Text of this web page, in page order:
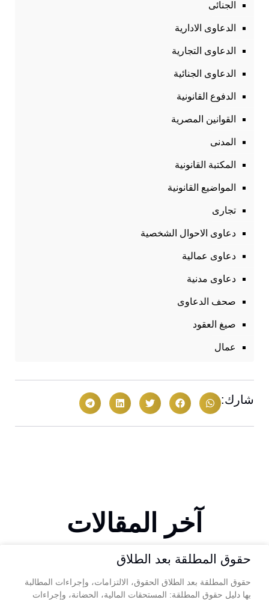
الجنائى
الدعاوى الادارية
الدعاوى التجارية
الدعاوى الجنائية
الدفوع القانونية
القوانين المصرية
المدنى
المكتبة القانونية
المواضيع القانونية
تجارى
دعاوى الاحوال الشخصية
دعاوى عمالية
دعاوى مدنية
صحف الدعاوى
صيغ العقود
عمال
شارك:
آخر المقالات
حقوق المطلقة بعد الطلاق
حقوق المطلقة بعد الطلاق الحقوق، الالتزامات، وإجراءات المطالبة
بها دليل حقوق المطلقة: المستحقات المالية، الحضانة، وإجراءات